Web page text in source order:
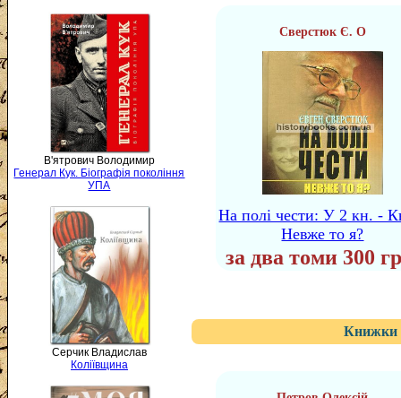
В'ятрович Володимир
Генерал Кук. Біографія покоління
УПА
Серчик Владислав
Коліївщина
Сверстюк Є. О
На полі чести: У 2 кн. -
Невже то я?
за два томи 300
Книжки